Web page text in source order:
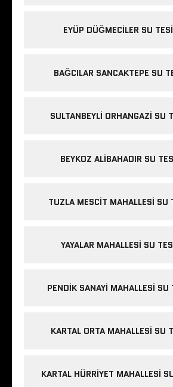
EYÜP DÜĞMECILER SU
BAĞCILAR SANCAKTEPE SU
SULTANBEYLI ORHANGAZI SU
BEYKOZ ALIBAHADIR SU
TUZLA MESCIT MAHALLESI SU
YAYALAR MAHALLESI SU
PENDIK SANAYI MAHALLESI SU
KARTAL ORTA MAHALLESI SU
KARTAL HÜRRIYET MAHALLESI